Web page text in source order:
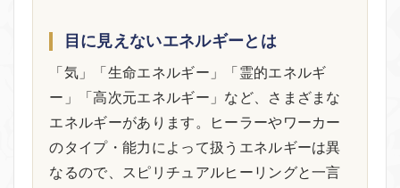
目に見えないエネルギーとは
「気」「生命エネルギー」「霊的エネルギ
ー」「高次元エネルギー」など、さまざまな
エネルギーがあります。ヒーラーやワーカー
のタイプ・能力によって扱うエネルギーは異
なるので、スピリチュアルヒーリングと一言